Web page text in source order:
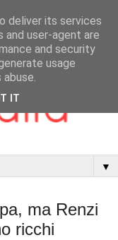
▼
ma Renzi
ricchi
deliver its services
and user-agent are
and security
usage
IT